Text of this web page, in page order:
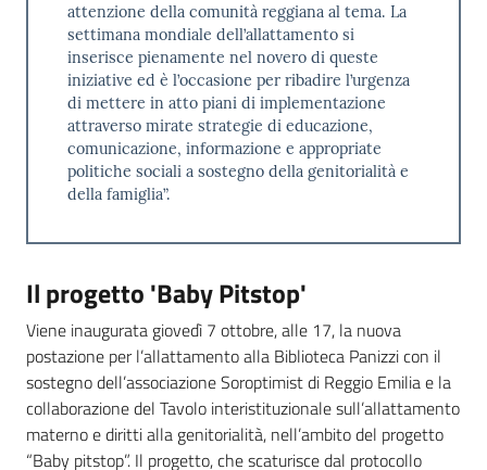
attenzione della comunità reggiana al tema. La
settimana mondiale dell’allattamento si
inserisce pienamente nel novero di queste
iniziative ed è l’occasione per ribadire l’urgenza
di mettere in atto piani di implementazione
attraverso mirate strategie di educazione,
comunicazione, informazione e appropriate
politiche sociali a sostegno della genitorialità e
della famiglia”.
Il progetto 'Baby Pitstop'
Viene inaugurata giovedì 7 ottobre, alle 17, la nuova
postazione per l’allattamento alla Biblioteca Panizzi con il
sostegno dell’associazione Soroptimist di Reggio Emilia e la
collaborazione del Tavolo interistituzionale sull’allattamento
materno e diritti alla genitorialità, nell’ambito del progetto
“Baby pitstop”. Il progetto, che scaturisce dal protocollo